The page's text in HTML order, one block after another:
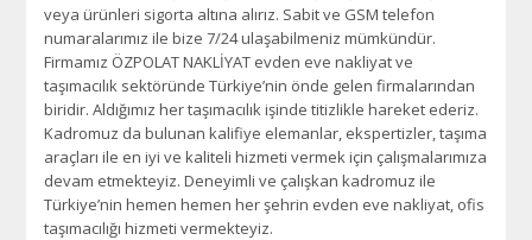
veya ürünleri sigorta altına alırız. Sabit ve GSM telefon
numaralarımız ile bize 7/24 ulaşabilmeniz mümkündür.
Firmamız ÖZPOLAT NAKLİYAT evden eve nakliyat ve
taşımacılık sektöründe Türkiye’nin önde gelen firmalarından
biridir. Aldığımız her taşımacılık işinde titizlikle hareket ederiz.
Kadromuz da bulunan kalifiye elemanlar, ekspertizler, taşıma
araçları ile en iyi ve kaliteli hizmeti vermek için çalışmalarımıza
devam etmekteyiz. Deneyimli ve çalışkan kadromuz ile
Türkiye’nin hemen hemen her şehrin evden eve nakliyat, ofis
taşımacılığı hizmeti vermekteyiz.